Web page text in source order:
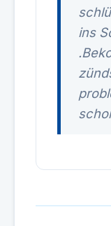
ins